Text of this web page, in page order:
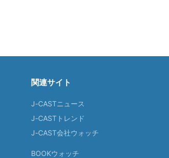
関連サイト
J-CASTニュース
J-CASTトレンド
J-CAST会社ウォッチ
BOOKウォッチ